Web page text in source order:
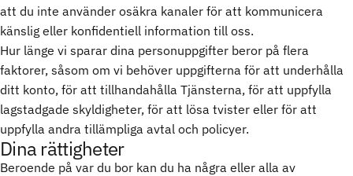
att du inte använder osäkra kanaler för att kommunicera
känslig eller konfidentiell information till oss.
Hur länge vi sparar dina personuppgifter beror på flera
faktorer, såsom om vi behöver uppgifterna för att underhålla
ditt konto, för att tillhandahålla Tjänsterna, för att uppfylla
lagstadgade skyldigheter, för att lösa tvister eller för att
uppfylla andra tillämpliga avtal och policyer.
Dina rättigheter
Beroende på var du bor kan du ha några eller alla av